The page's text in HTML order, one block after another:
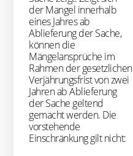
der Mangel innerhalb
eines Jahres ab
Ablieferung der Sache,
können die
Mängelansprüche im
Rahmen der gesetzlichen
Verjährungsfrist von zwei
Jahren ab Ablieferung
der Sache geltend
gemacht werden. Die
vorstehende
Einschränkung gilt nicht: